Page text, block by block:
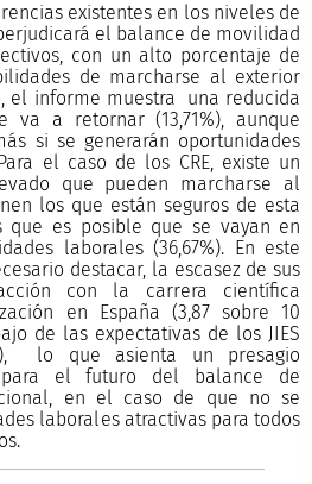
existentes en los niveles de
el balance de movilidad
con un alto porcentaje de
de marcharse al exterior
el informe muestra una reducida
va a retornar (13,71%), aunque
si se generarán oportunidades
el caso de los CRE, existe un
que pueden marcharse al
los que están seguros de esta
que es posible que se vayan en
laborales (36,67%). En este
destacar, la escasez de sus
con la carrera científica
en España (3,87 sobre 10
de las expectativas de los JIES
lo que asienta un presagio
para el futuro del balance de
en el caso de que no se
laborales atractivas para todos